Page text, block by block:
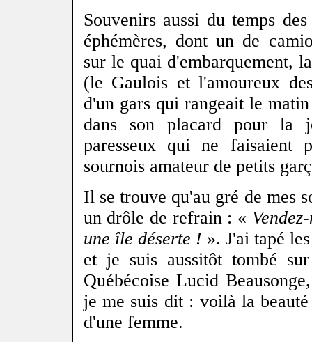
Souvenirs aussi du temps
éphémères, dont un de
sur le quai d'embarquement,
(le Gaulois et l'amoureux
d'un gars qui rangeait le
dans son placard pour la
paresseux qui ne faisaient
sournois amateur de petits
Il se trouve qu'au gré de mes
un drôle de refrain : «
une île déserte ! ». J'ai tapé
et je suis aussitôt tombé
Québécoise Lucid
je me suis dit : voilà la
d'une femme.